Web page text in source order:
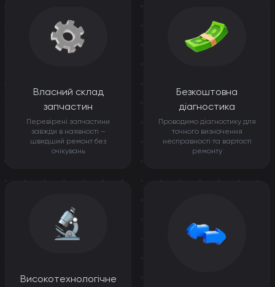
Власний склад
запчастин
Перевірені запчастини
завжди в наявності –
швидший ремонт без
очікувань
Безкоштовна
діагностика
Проводимо діагностику для
точного визначення
несправності та вартості
ремонту
Високотехнологічне